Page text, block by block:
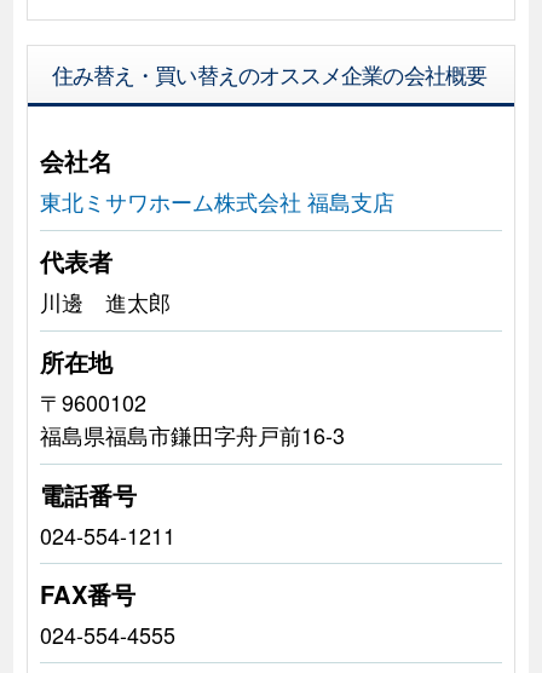
住み替え・買い替えのオススメ企業の会社概要
会社名
東北ミサワホーム株式会社 福島支店
代表者
川邊 進太郎
所在地
〒9600102
福島県福島市鎌田字舟戸前16-3
電話番号
024-554-1211
FAX番号
024-554-4555